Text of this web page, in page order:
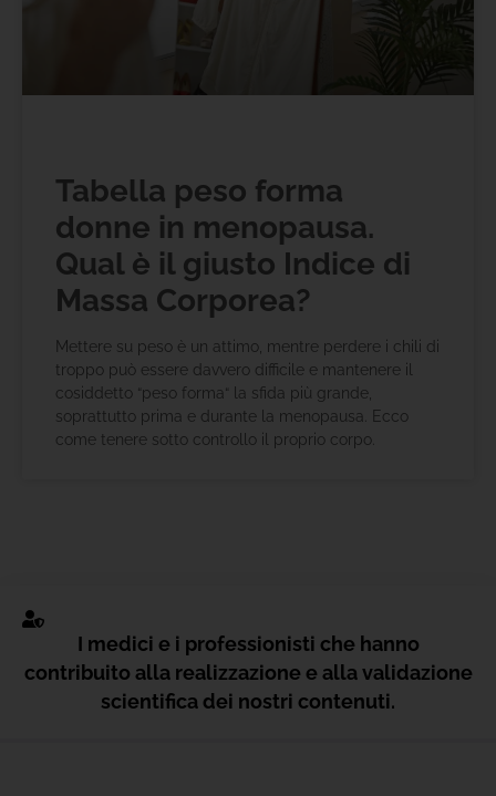
Tabella peso forma
donne in menopausa.
Qual è il giusto Indice di
Massa Corporea?
Mettere su peso è un attimo, mentre perdere i chili di
troppo può essere davvero difficile e mantenere il
cosiddetto “peso forma“ la sfida più grande,
soprattutto prima e durante la menopausa. Ecco
come tenere sotto controllo il proprio corpo.
I medici e i professionisti che hanno
contribuito alla realizzazione e alla validazione
scientifica dei nostri contenuti.